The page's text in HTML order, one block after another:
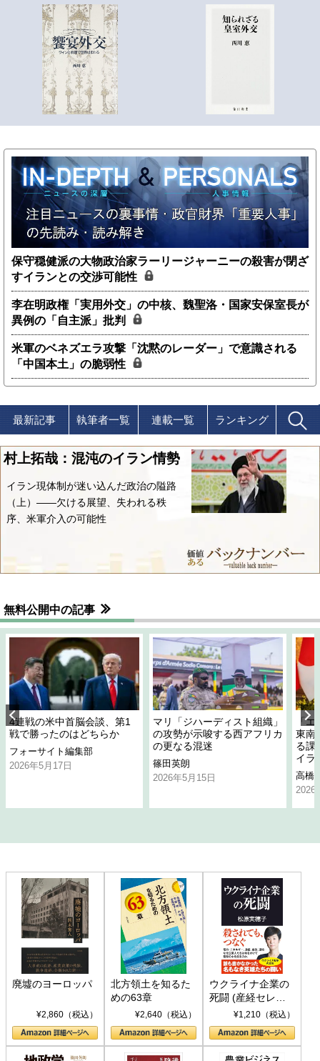
保守穏健派の大物政治家ラーリージャーニーの殺害が閉ざ
すイランとの交渉可能性
李在明政権「実用外交」の中核、魏聖洛・国家安保室長が
異例の「自主派」批判
米軍のベネズエラ攻撃「沈黙のレーダー」で意識される
「中国本土」の脆弱性
最新記事 執筆者一覧 連載一覧 ランキング
村上拓哉：混沌のイラン情勢
イラン現体制が迷い込んだ政治の隘路
（上）――欠ける展望、失われる秩
序、米軍介入の可能性
無料公開中の記事
4連戦の米中首脳会談、第1
戦で勝ったのはどちらか
フォーサイト編集部
2026年5月17日
マリ「ジハーディスト組織」
の攻勢が示唆する西アフリカ
の更なる混迷
篠田英朗
2026年5月15日
「
東南
る課
イラ
高橋
2026
廃墟のヨーロッパ
¥2,860（税込）
北方領土を知るた
めの63章
¥2,640（税込）
ウクライナ企業の
死闘 (産経セレク
ト S 039)¥1,210（税込）